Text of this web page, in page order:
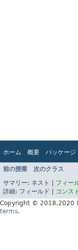
ホーム 概要 パッケージ
インデックス
ヘルプ
前の授業 次のクラス
サマリー: ネスト | フィー
詳細: フィールド | コンス
Copyright © 2018,2020
terms.